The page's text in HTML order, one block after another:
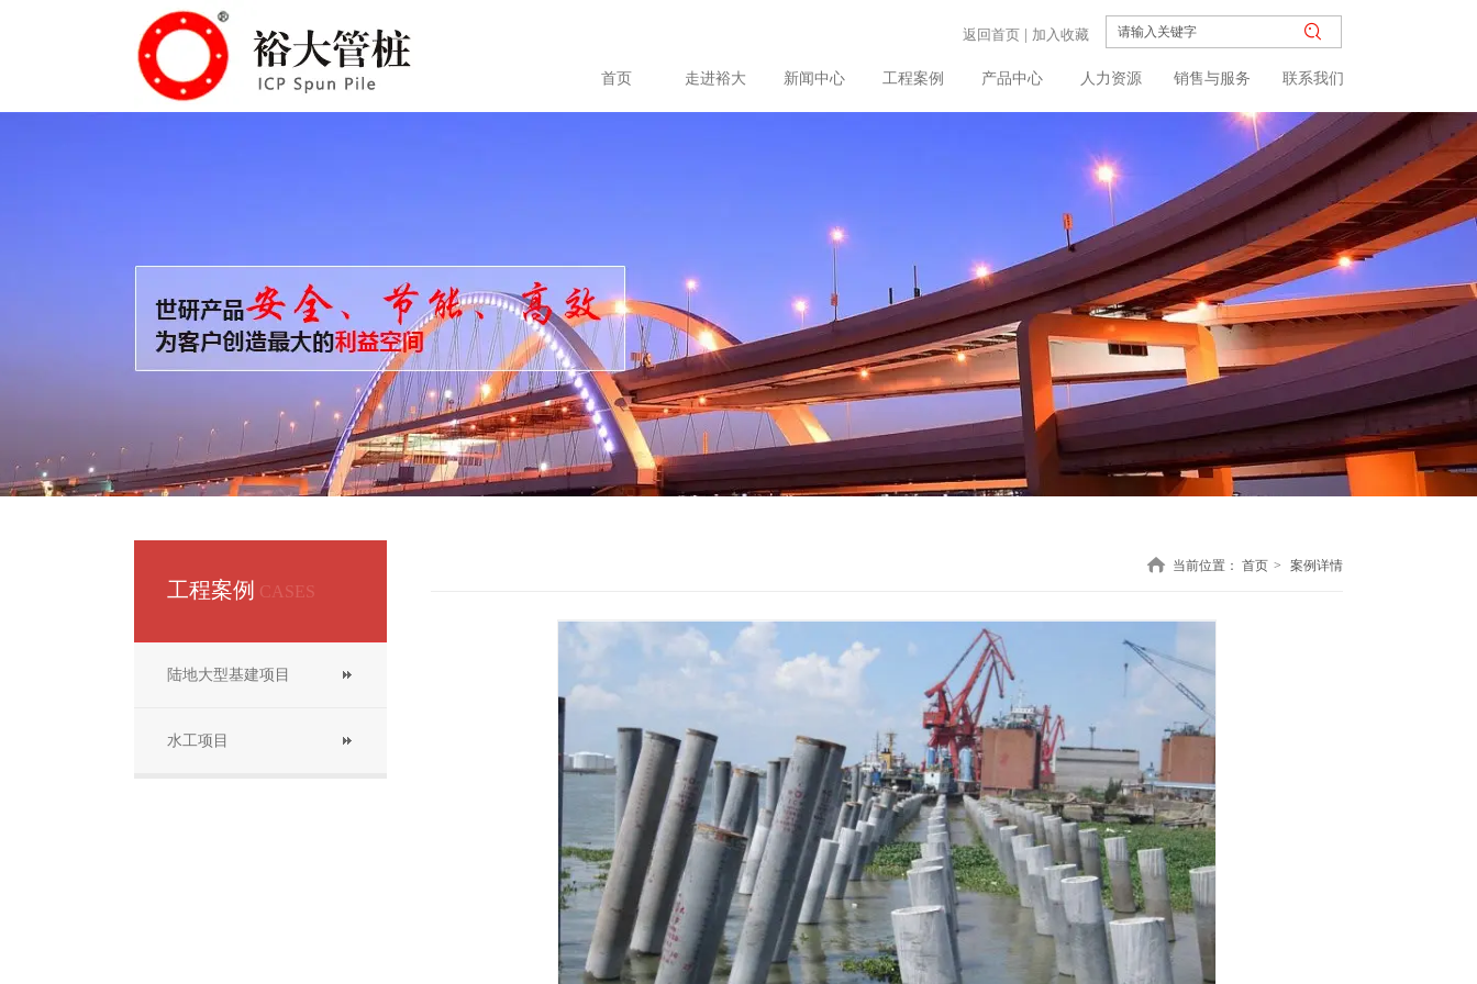
返回首页 加入收藏
首页 走进裕大 新闻中心 工程案例 产品中心 人力资源 销售与服务 联系我们
工程案例 CASES
陆地大型基建项目
水工项目
当前位置： 首页 > 案例详情